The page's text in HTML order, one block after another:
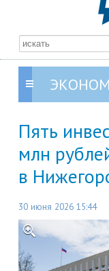
Пять
млн
в
30 июня 2026 15:44